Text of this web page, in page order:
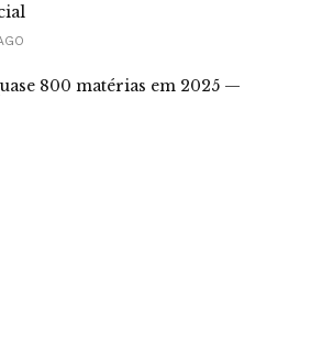
800 matérias em 2025 —